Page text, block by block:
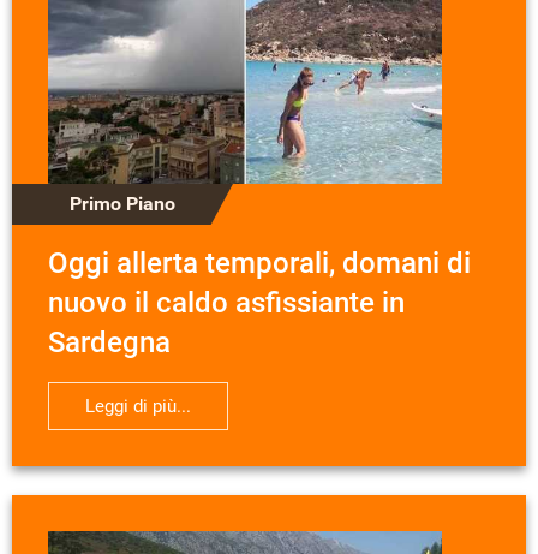
Primo Piano
Oggi allerta temporali, domani di
nuovo il caldo asfissiante in
Sardegna
Leggi di più...